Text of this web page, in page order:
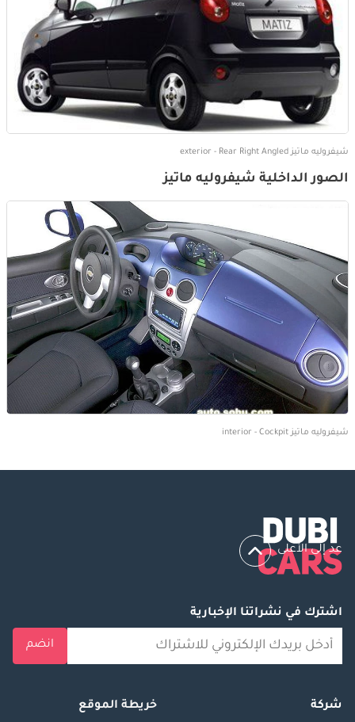
شيفروليه ماتيز exterior - Rear Right Angled
الصور الداخلية شيفروليه ماتيز
شيفروليه ماتيز interior - Cockpit
عد إلى الأعلى
اشترك في نشراتنا الإخبارية
انضم
شركة
خريطة الموقع